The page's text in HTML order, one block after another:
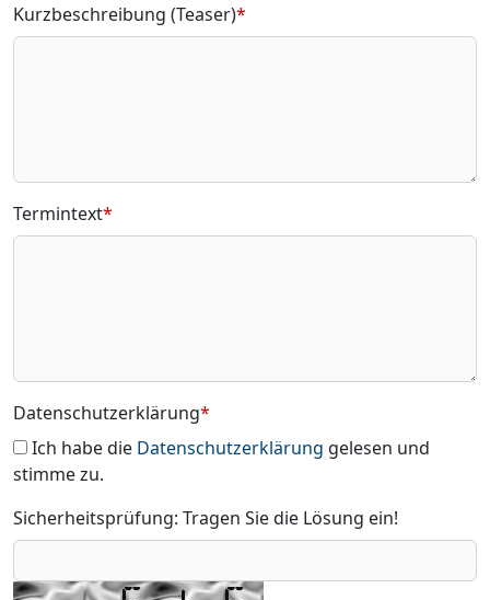
Kurzbeschreibung (Teaser)*
Termintext*
Datenschutzerklärung*
Ich habe die Datenschutzerklärung gelesen und
stimme zu.
Sicherheitsprüfung: Tragen Sie die Lösung ein!